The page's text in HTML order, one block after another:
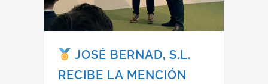
JOSÉ BERNAD, S.L.
RECIBE LA MENCIÓN